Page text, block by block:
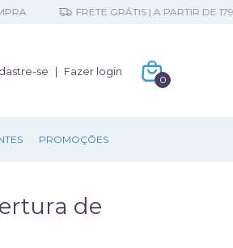
FRETE GRÁTIS | A PARTIR DE 179,90
se | Fazer login
0
PROMOÇÕES
de